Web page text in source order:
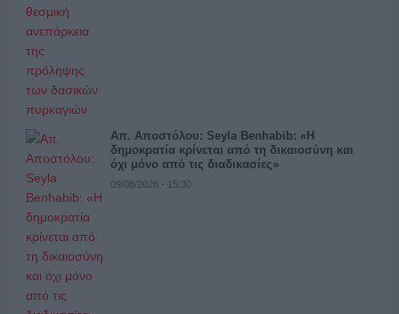
Απ. Αποστόλου: Seyla Benhabib: «Η
δημοκρατία κρίνεται από τη δικαιοσύνη και
όχι μόνο από τις διαδικασίες»
09/08/2026 - 15:30